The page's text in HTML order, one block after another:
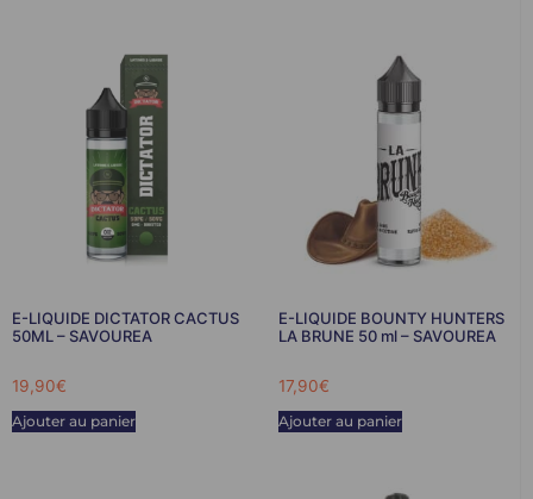
E-LIQUIDE DICTATOR CACTUS
50ML – SAVOUREA
19,90€
Ajouter au panier
E-LIQUIDE BOUNTY HUNTERS
LA BRUNE 50 ml – SAVOUREA
17,90€
Ajouter au panier